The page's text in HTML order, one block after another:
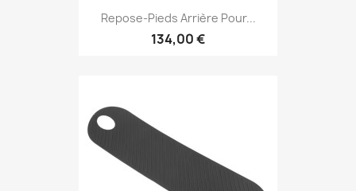
Repose-Pieds Arrière Pour...
134,00 €